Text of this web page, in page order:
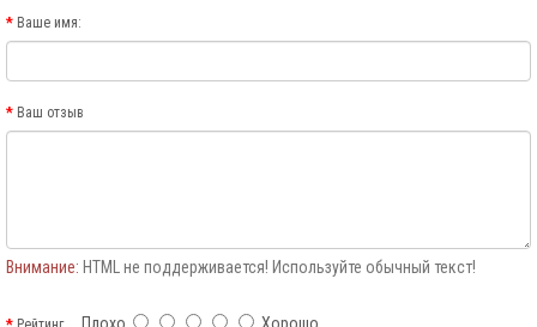
Ваше имя:
Ваш отзыв
Внимание: HTML не поддерживается! Используйте обычный текст!